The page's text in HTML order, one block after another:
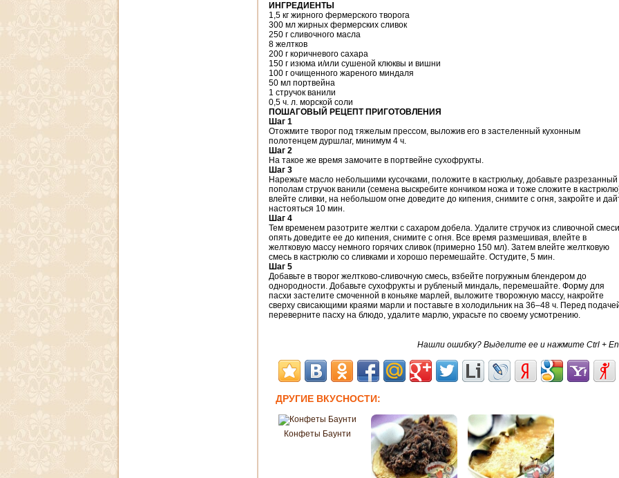
ИНГРЕДИЕНТЫ
1,5 кг жирного фермерского творога
300 мл жирных фермерских сливок
250 г сливочного масла
8 желтков
200 г коричневого сахара
150 г изюма и/или сушеной клюквы и вишни
100 г очищенного жареного миндаля
50 мл портвейна
1 стручок ванили
0,5 ч. л. морской соли
ПОШАГОВЫЙ РЕЦЕПТ ПРИГОТОВЛЕНИЯ
Шаг 1
Отожмите творог под тяжелым прессом, выложив его в застеленный кухонным
полотенцем дуршлаг, минимум 4 ч.
Шаг 2
На такое же время замочите в портвейне сухофрукты.
Шаг 3
Нарежьте масло небольшими кусочками, положите в кастрюльку, добавьте разрезанный
пополам стручок ванили (семена выскребите кончиком ножа и тоже сложите в
влейте сливки, на небольшом огне доведите до кипения, снимите с огня, закройте и
настояться 10 мин.
Шаг 4
Тем временем разотрите желтки с сахаром добела. Удалите стручок из сливочной
опять доведите ее до кипения, снимите с огня. Все время размешивая, влейте в
желтковую массу немного горячих сливок (примерно 150 мл). Затем влейте желтковую
смесь в кастрюлю со сливками и хорошо перемешайте. Остудите, 5 мин.
Шаг 5
Добавьте в творог желтково-сливочную смесь, взбейте погружным блендером до
однородности. Добавьте сухофрукты и рубленый миндаль, перемешайте. Форму для
пасхи застелите смоченной в коньяке марлей, выложите творожную массу, накройте
сверху свисающими краями марли и поставьте в холодильник на 36–48 ч. Перед
переверните пасху на блюдо, удалите марлю, украсьте по своему усмотрению.
Нашли ошибку? Выделите ее и нажмите Ctrl +
ДРУГИЕ ВКУСНОСТИ:
Конфеты Баунти